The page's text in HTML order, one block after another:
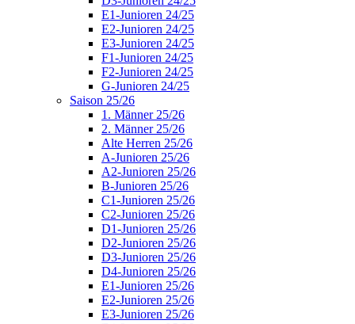
E1-Junioren 24/25
E2-Junioren 24/25
E3-Junioren 24/25
F1-Junioren 24/25
F2-Junioren 24/25
G-Junioren 24/25
Saison 25/26
1. Männer 25/26
2. Männer 25/26
Alte Herren 25/26
A-Junioren 25/26
A2-Junioren 25/26
B-Junioren 25/26
C1-Junioren 25/26
C2-Junioren 25/26
D1-Junioren 25/26
D2-Junioren 25/26
D3-Junioren 25/26
D4-Junioren 25/26
E1-Junioren 25/26
E2-Junioren 25/26
E3-Junioren 25/26